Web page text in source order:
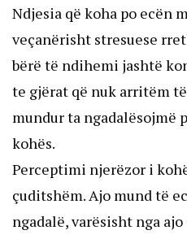
Ndjesia që koha po ecën
veçanërisht stresuese
bërë të ndihemi jashtë
te gjërat që nuk arritëm
mundur ta ngadalësojmë
kohës.
Perceptimi njerëzor i
çuditshëm. Ajo mund të
ngadalë, varësisht nga